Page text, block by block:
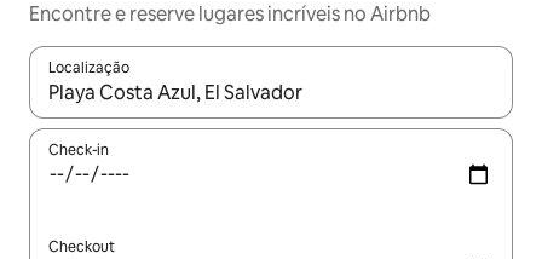
Encontre e reserve lugares incríveis no Airbnb
Localização
Quando os resultados estiverem disponíveis, explore-os
Check-in
Checkout